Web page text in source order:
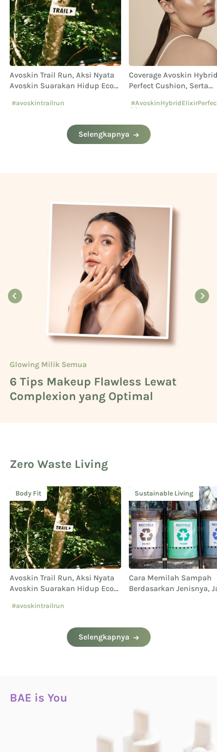
Avoskin Trail Run, Aksi Nyata
Avoskin Suarakan Hidup Eco
#avoskintrailrun
Coverage Avoskin
Perfect Cushion, Serta
hion
#AvoskinYourSkinBae
#CushionAvoskin
Selengkapnya
Glowing Milik Semua
6 Tips Makeup Flawless Lewat
Complexion yang Optimal
Beauty
Cara Mengetahui Warna Kulit
Kuning Langsat
Glowing Milik Semua
5 Deretan Basic Skincare untuk
Cowok
Zero Waste Living
Body Fit
Avoskin Trail Run, Aksi Nyata
Avoskin Suarakan Hidup Eco
#avoskintrailrun
Sustainable Living
Cara Memilah Sampah
Berdasarkan Jenisnya,
Selengkapnya
BAE is You